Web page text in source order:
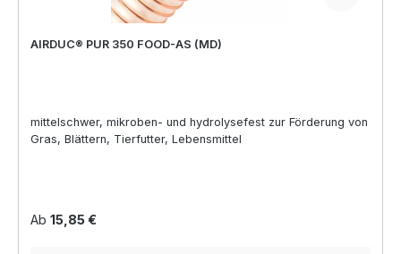
AIRDUC® PUR 350 FOOD-AS (MD)
mittelschwer, mikroben- und hydrolysefest zur Förderung von
Gras, Blättern, Tierfutter, Lebensmittel
Regulärer Preis:
Ab 15,85 €